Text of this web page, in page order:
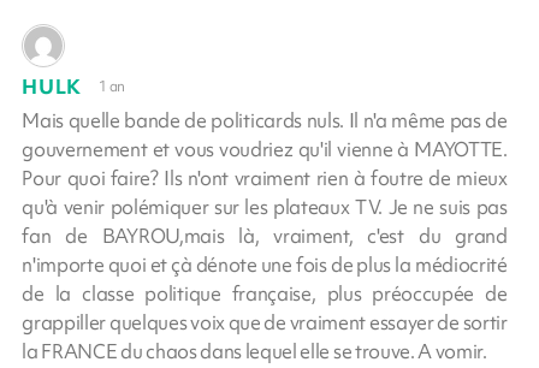
HULK 1 an
Mais quelle bande de politicards nuls. Il n'a même pas de
gouvernement et vous voudriez qu'il vienne à MAYOTTE.
Pour quoi faire? Ils n'ont vraiment rien à foutre de mieux
qu'à venir polémiquer sur les plateaux TV. Je ne suis pas
fan de BAYROU,mais là, vraiment, c'est du grand
n'importe quoi et çà dénote une fois de plus la médiocrité
de la classe politique française, plus préoccupée de
grappiller quelques voix que de vraiment essayer de sortir
la FRANCE du chaos dans lequel elle se trouve. A vomir.